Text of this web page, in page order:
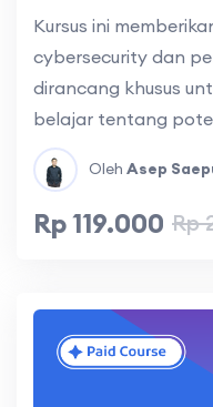
Kursus ini
cybersecurity dan
dirancang khusus
belajar tentang
dihadapi dalam
dan internet sehari-
menerapkan praktik
keamanan
Oleh Asep
Rp 119.000 Rp